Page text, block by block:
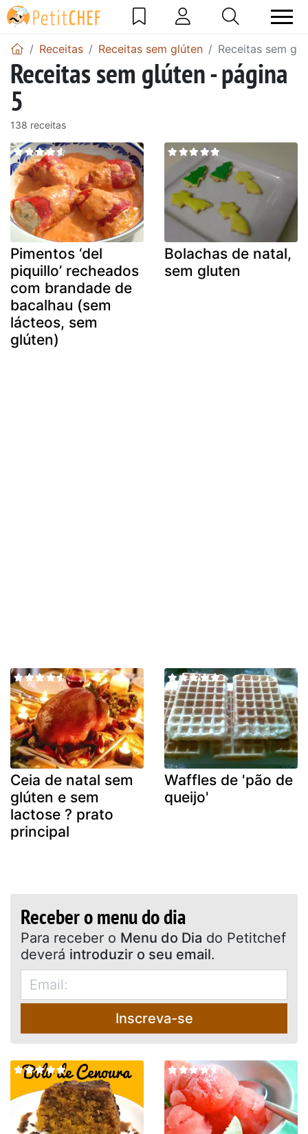
Receitas Receitas sem glúten Receitas sem
Receitas sem glúten - página
5
138 receitas
Pimentos ‘del
piquillo’ recheados
com brandade de
bacalhau (sem
lácteos, sem
glúten)
Bolachas de natal,
sem gluten
Ceia de natal sem
glúten e sem
lactose ? prato
principal
Waffles de 'pão de
queijo'
Receber o menu do dia
Para receber o Menu do Dia do Petitchef
deverá introduzir o seu email.
Inscreva-se